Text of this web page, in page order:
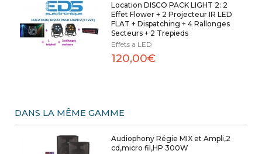
Location DISCO PACK LIGHT 2: 2
Effet Flower + 2 Projecteur IR LED
FLAT + Dispatching + 4 Rallonges
Secteurs + 2 Trepieds
Effets a LED
120,00€
DANS LA MÊME GAMME
Audiophony Régie MIX et Ampli,2
cd,micro fil,HP 300W